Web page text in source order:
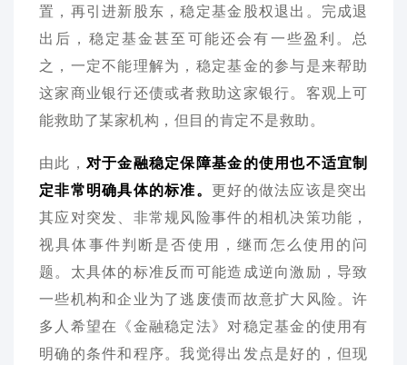
置，再引进新股东，稳定基金股权退出。完成退
出后，稳定基金甚至可能还会有一些盈利。总
之，一定不能理解为，稳定基金的参与是来帮助
这家商业银行还债或者救助这家银行。客观上可
能救助了某家机构，但目的肯定不是救助。
由此， 对于金融稳定保障基金的使用也不适宜制
定非常明确具体的标准。 更好的做法应该是突出
其应对突发、非常规风险事件的相机决策功能，
视具体事件判断是否使用，继而怎么使用的问
题。太具体的标准反而可能造成逆向激励，导致
一些机构和企业为了逃废债而故意扩大风险。许
多人希望在《金融稳定法》对稳定基金的使用有
明确的条件和程序。我觉得出发点是好的，但现